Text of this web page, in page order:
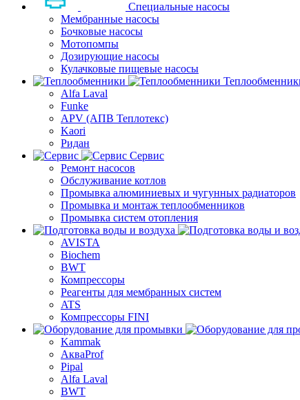
Специальные насосы
Мембранные насосы
Бочковые насосы
Мотопомпы
Дозирующие насосы
Кулачковые пищевые насосы
Alfa Laval
Funke
APV (АПВ Теплотекс)
Kaori
Ридан
Сервис
Ремонт насосов
Обслуживание котлов
Промывка алюминиевых и чугунных радиаторов
Промывка и монтаж теплообменников
Промывка систем отопления
AVISTA
Biochem
BWT
Компрессоры
Реагенты для мембранных систем
ATS
Компрессоры FINI
Kammak
АкваProf
Pipal
Alfa Laval
BWT